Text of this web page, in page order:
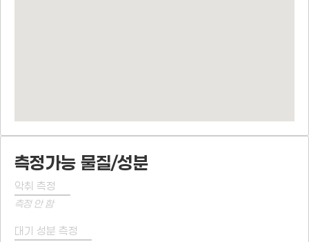
측정가능 물질/성분
악취 측정
측정 안 함
대기 성분 측정